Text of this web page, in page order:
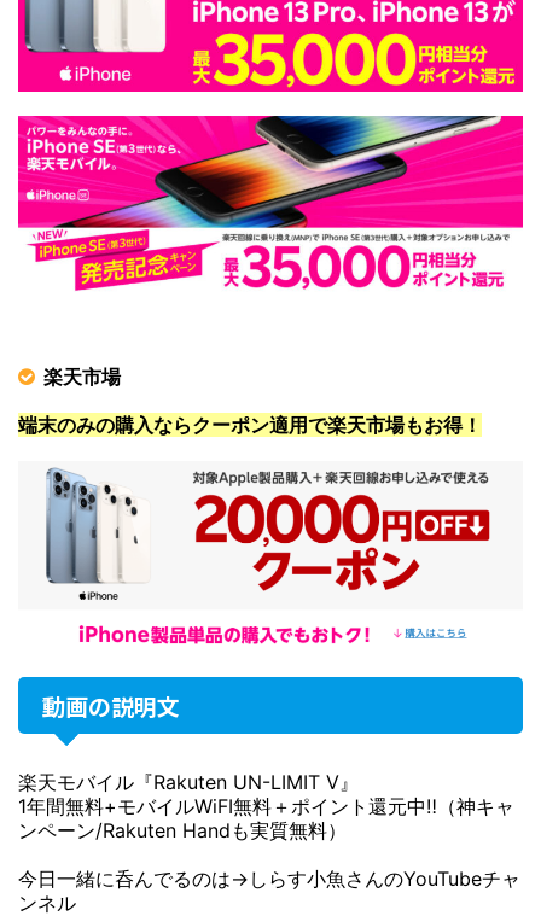
楽天市場
端末のみの購入ならクーポン適用で楽天市場もお得！
動画の説明文
楽天モバイル『Rakuten UN-LIMIT V』
1年間無料+モバイルWiFI無料＋ポイント還元中‼（神キャ
ンペーン/Rakuten Handも実質無料）
今日一緒に呑んでるのは→しらす小魚さんのYouTubeチャ
ンネル